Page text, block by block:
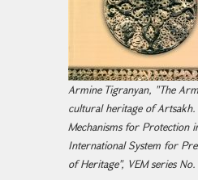
Armine Tigranyan, "The
cultural heritage of Artsakh.
Mechanisms for Protection
International System for
of Heritage", VEM series